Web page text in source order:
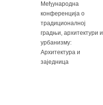
Међународна
конференција о
традиционалној
градњи, архитектури и
урбанизму:
Архитектура и
заједница